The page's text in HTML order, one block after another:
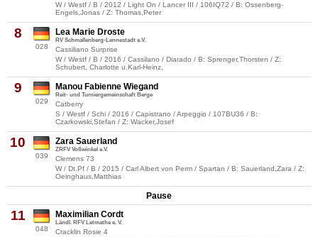
W / Westf / B / 2012 / Light On / Lancer III / 106IQ72 / B: Ossenberg-
Engels,Jonas / Z: Thomas,Peter
8
028
Lea Marie Droste
RV Schmallenberg-Lennestadt e.V.
Cassiliano Surprise
W / Westf / B / 2016 / Cassilano / Diarado / B: Sprenger,Thorsten / Z:
Schubert, Charlotte u.Karl-Heinz,
9
029
Manou Fabienne Wiegand
Reit- und Turniergemeinschaft Berge
Catberry
S / Westf / Schi / 2016 / Capistrano / Arpeggio / 107BU36 / B:
Czarkowski,Stefan / Z: Wacker,Josef
10
039
Zara Sauerland
ZRFV Voßwinkel e.V.
Clemens 73
W / Dt.Pf / B / 2015 / Carl Albert von Perm / Spartan / B: Sauerland,Zara / Z:
Oeinghaus,Matthias
Pause
11
048
Maximilian Cordt
Ländl. RFV Letmathe e. V.
Cracklin Rosie 4